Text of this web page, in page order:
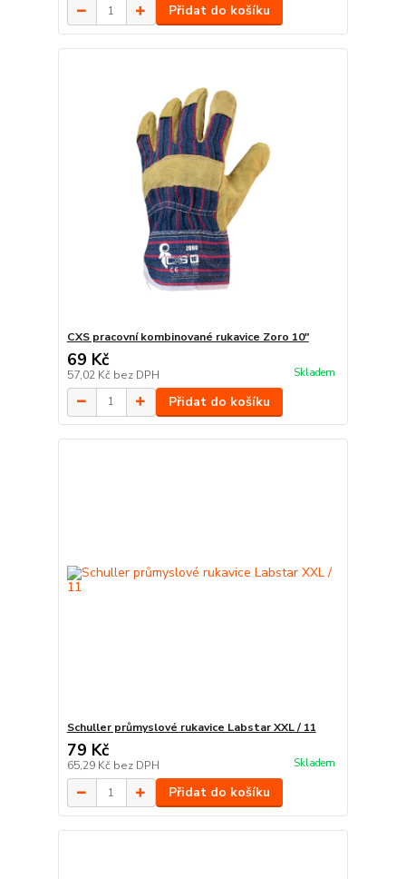
Přidat do košíku
CXS pracovní kombinované rukavice Zoro 10"
69 Kč
57,02 Kč bez DPH Skladem
Přidat do košíku
Schuller průmyslové rukavice Labstar XXL / 11
79 Kč
65,29 Kč bez DPH Skladem
Přidat do košíku